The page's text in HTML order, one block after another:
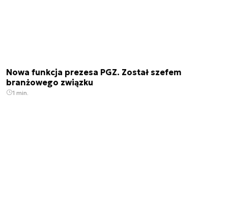
Nowa funkcja prezesa PGZ. Został szefem
branżowego związku
1 min.